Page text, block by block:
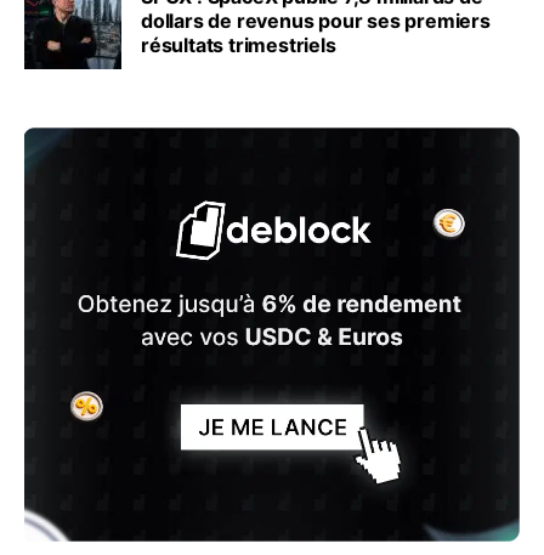
dollars de revenus pour ses premiers
résultats trimestriels